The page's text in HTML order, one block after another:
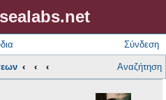
Σύνδεση
Αναζήτηση